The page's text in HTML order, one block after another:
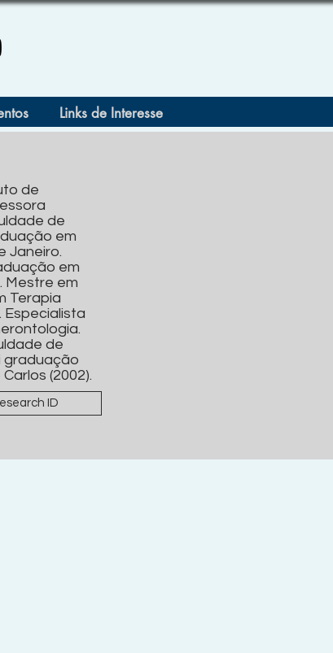
Links de Interesse
de
de
em
Janeiro.
em
Mestre em
Terapia
Especialista
de
graduação
(2002).
ID